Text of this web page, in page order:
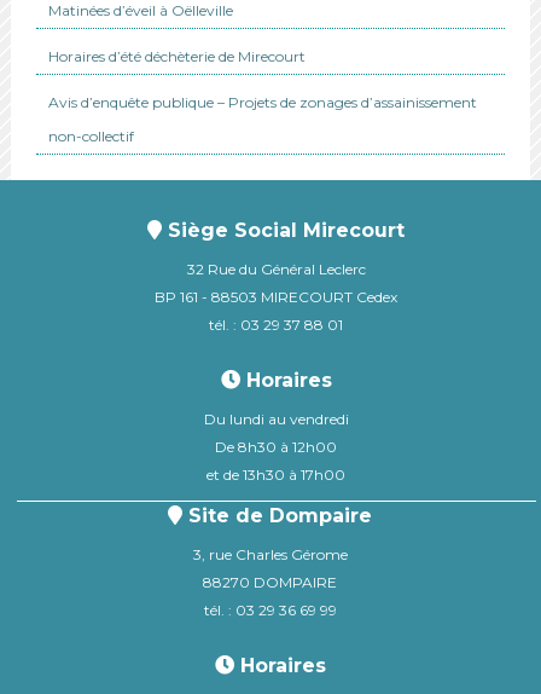
Matinées d’éveil à Oëlleville
Horaires d’été déchèterie de Mirecourt
Avis d’enquête publique – Projets de zonages d’assainissement
non-collectif
Siège Social Mirecourt
32 Rue du Général Leclerc
BP 161 - 88503 MIRECOURT Cedex
tél. : 03 29 37 88 01
Horaires
Du lundi au vendredi
De 8h30 à 12h00
et de 13h30 à 17h00
Site de Dompaire
3, rue Charles Gérome
88270 DOMPAIRE
tél. : 03 29 36 69 99
Horaires